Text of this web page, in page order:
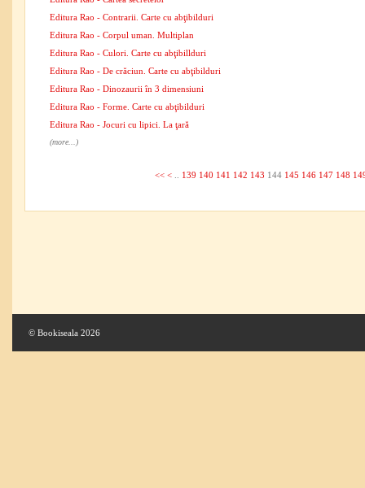
Editura Rao - Contrarii. Carte cu abţibilduri
Editura Rao - Corpul uman. Multiplan
Editura Rao - Culori. Carte cu abţibillduri
Editura Rao - De crăciun. Carte cu abţibilduri
Editura Rao - Dinozaurii în 3 dimensiuni
Editura Rao - Forme. Carte cu abţibilduri
Editura Rao - Jocuri cu lipici. La ţară
(more...)
<< <.. 139 140 141 142 143 144 145 146 147 148
© Bookiseala 2026